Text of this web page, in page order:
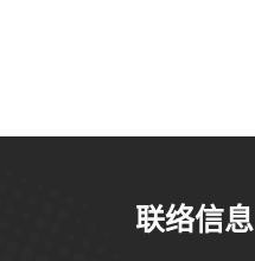
联络信息